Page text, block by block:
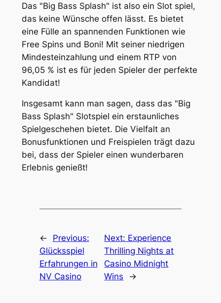
Das "Big Bass Splash" ist also ein Slot spiel,
das keine Wünsche offen lässt. Es bietet
eine Fülle an spannenden Funktionen wie
Free Spins und Boni! Mit seiner niedrigen
Mindesteinzahlung und einem RTP von
96,05 % ist es für jeden Spieler der perfekte
Kandidat!
Insgesamt kann man sagen, dass das "Big
Bass Splash" Slotspiel ein erstaunliches
Spielgeschehen bietet. Die Vielfalt an
Bonusfunktionen und Freispielen trägt dazu
bei, dass der Spieler einen wunderbaren
Erlebnis genießt!
←
Previous:
Glücksspiel
Erfahrungen in
NV Casino
Next: Experience
Thrilling Nights at
Casino Midnight
Wins
→